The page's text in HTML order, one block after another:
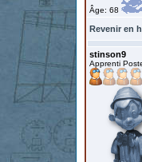
Âge: 68
Revenir en
stinson9
Apprenti